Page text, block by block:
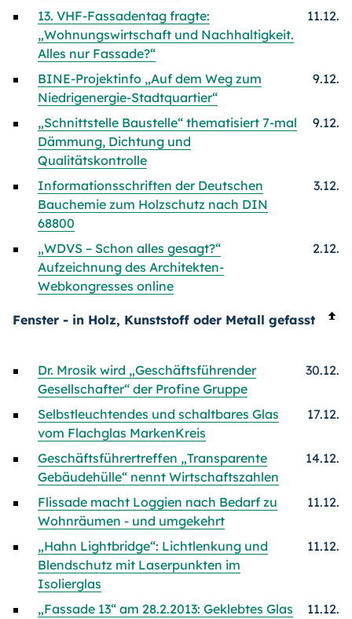
13. VHF-Fassadentag fragte:
„Wohnungswirtschaft und Nachhaltigkeit.
Alles nur Fassade?“
11.12.
BINE-Projektinfo „Auf dem Weg zum
Niedrigenergie-Stadtquartier“
9.12.
„Schnittstelle Baustelle“ thematisiert 7-mal
Dämmung, Dichtung und
Qualitätskontrolle
9.12.
Informationsschriften der Deutschen
Bauchemie zum Holzschutz nach DIN
68800
3.12.
„WDVS – Schon alles gesagt?“
Aufzeichnung des Architekten-
Webkongresses online
2.12.
Fenster - in Holz, Kunststoff oder Metall gefasst
Dr. Mrosik wird „Geschäftsführender
Gesellschafter“ der Profine Gruppe
30.12.
Selbstleuchtendes und schaltbares Glas
vom Flachglas MarkenKreis
17.12.
Geschäftsführertreffen „Transparente
Gebäudehülle“ nennt Wirtschaftszahlen
14.12.
Flissade macht Loggien nach Bedarf zu
Wohnräumen - und umgekehrt
11.12.
„Hahn Lightbridge“: Lichtlenkung und
Blendschutz mit Laserpunkten im
Isolierglas
11.12.
„Fassade 13“ am 28.2.2013: Geklebtes Glas
11.12.